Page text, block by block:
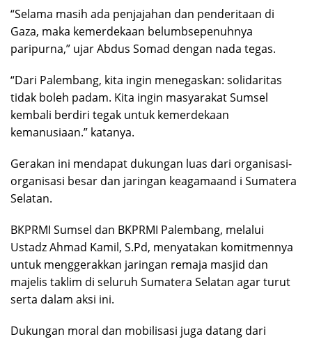
“Selama masih ada penjajahan dan penderitaan di
Gaza, maka kemerdekaan belumbsepenuhnya
paripurna,” ujar Abdus Somad dengan nada tegas.
“Dari Palembang, kita ingin menegaskan: solidaritas
tidak boleh padam. Kita ingin masyarakat Sumsel
kembali berdiri tegak untuk kemerdekaan
kemanusiaan.” katanya.
Gerakan ini mendapat dukungan luas dari organisasi-
organisasi besar dan jaringan keagamaand i Sumatera
Selatan.
BKPRMI Sumsel dan BKPRMI Palembang, melalui
Ustadz Ahmad Kamil, S.Pd, menyatakan komitmennya
untuk menggerakkan jaringan remaja masjid dan
majelis taklim di seluruh Sumatera Selatan agar turut
serta dalam aksi ini.
Dukungan moral dan mobilisasi juga datang dari